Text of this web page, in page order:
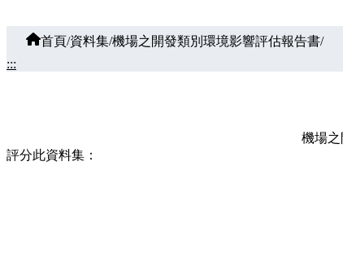
首頁/資料集/機場之開發類別環境影響評估報告書/
:::
機場之
評分此資料集：